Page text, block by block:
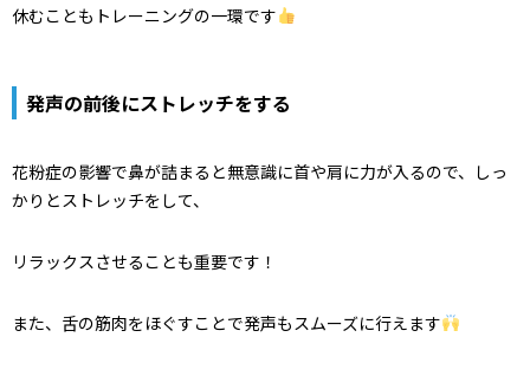
休むこともトレーニングの一環です
発声の前後にストレッチをする
花粉症の影響で鼻が詰まると無意識に首や肩に力が入るので、しっ
かりとストレッチをして、
リラックスさせることも重要です！
また、舌の筋肉をほぐすことで発声もスムーズに行えます